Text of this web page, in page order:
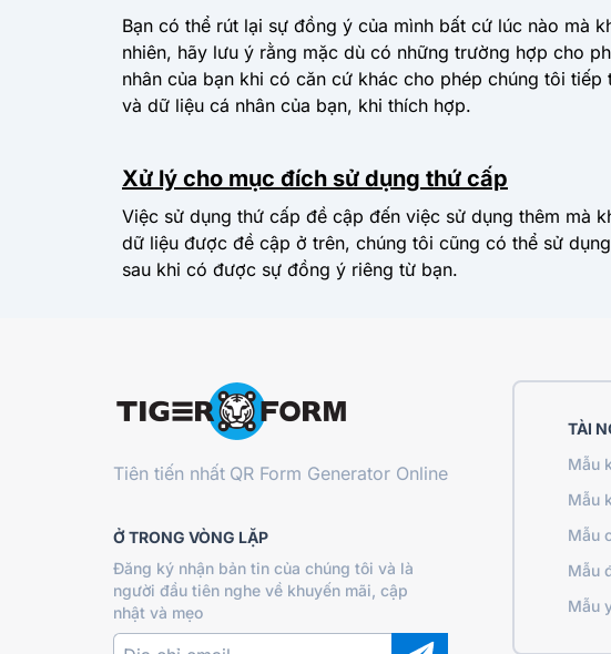
Bạn có thể rút lại sự đồng ý của mình bất cứ lúc nào mà
nhiên, hãy lưu ý rằng mặc dù có những trường hợp cho
nhân của bạn khi có căn cứ khác cho phép chúng tôi
và dữ liệu cá nhân của bạn, khi thích hợp.
Xử lý cho mục đích sử dụng thứ cấp
Việc sử dụng thứ cấp đề cập đến việc sử dụng thêm mà
dữ liệu được đề cập ở trên, chúng tôi cũng có thể sử
sau khi có được sự đồng ý riêng từ bạn.
Tiên tiến nhất QR Form Generator Online
Ở TRONG VÒNG LẶP
Đăng ký nhận bản tin của chúng tôi và là
người đầu tiên nghe về khuyến mãi, cập
nhật và mẹo
TÀI
Mẫu
Mẫu
Mẫu
Mẫu
Mẫu